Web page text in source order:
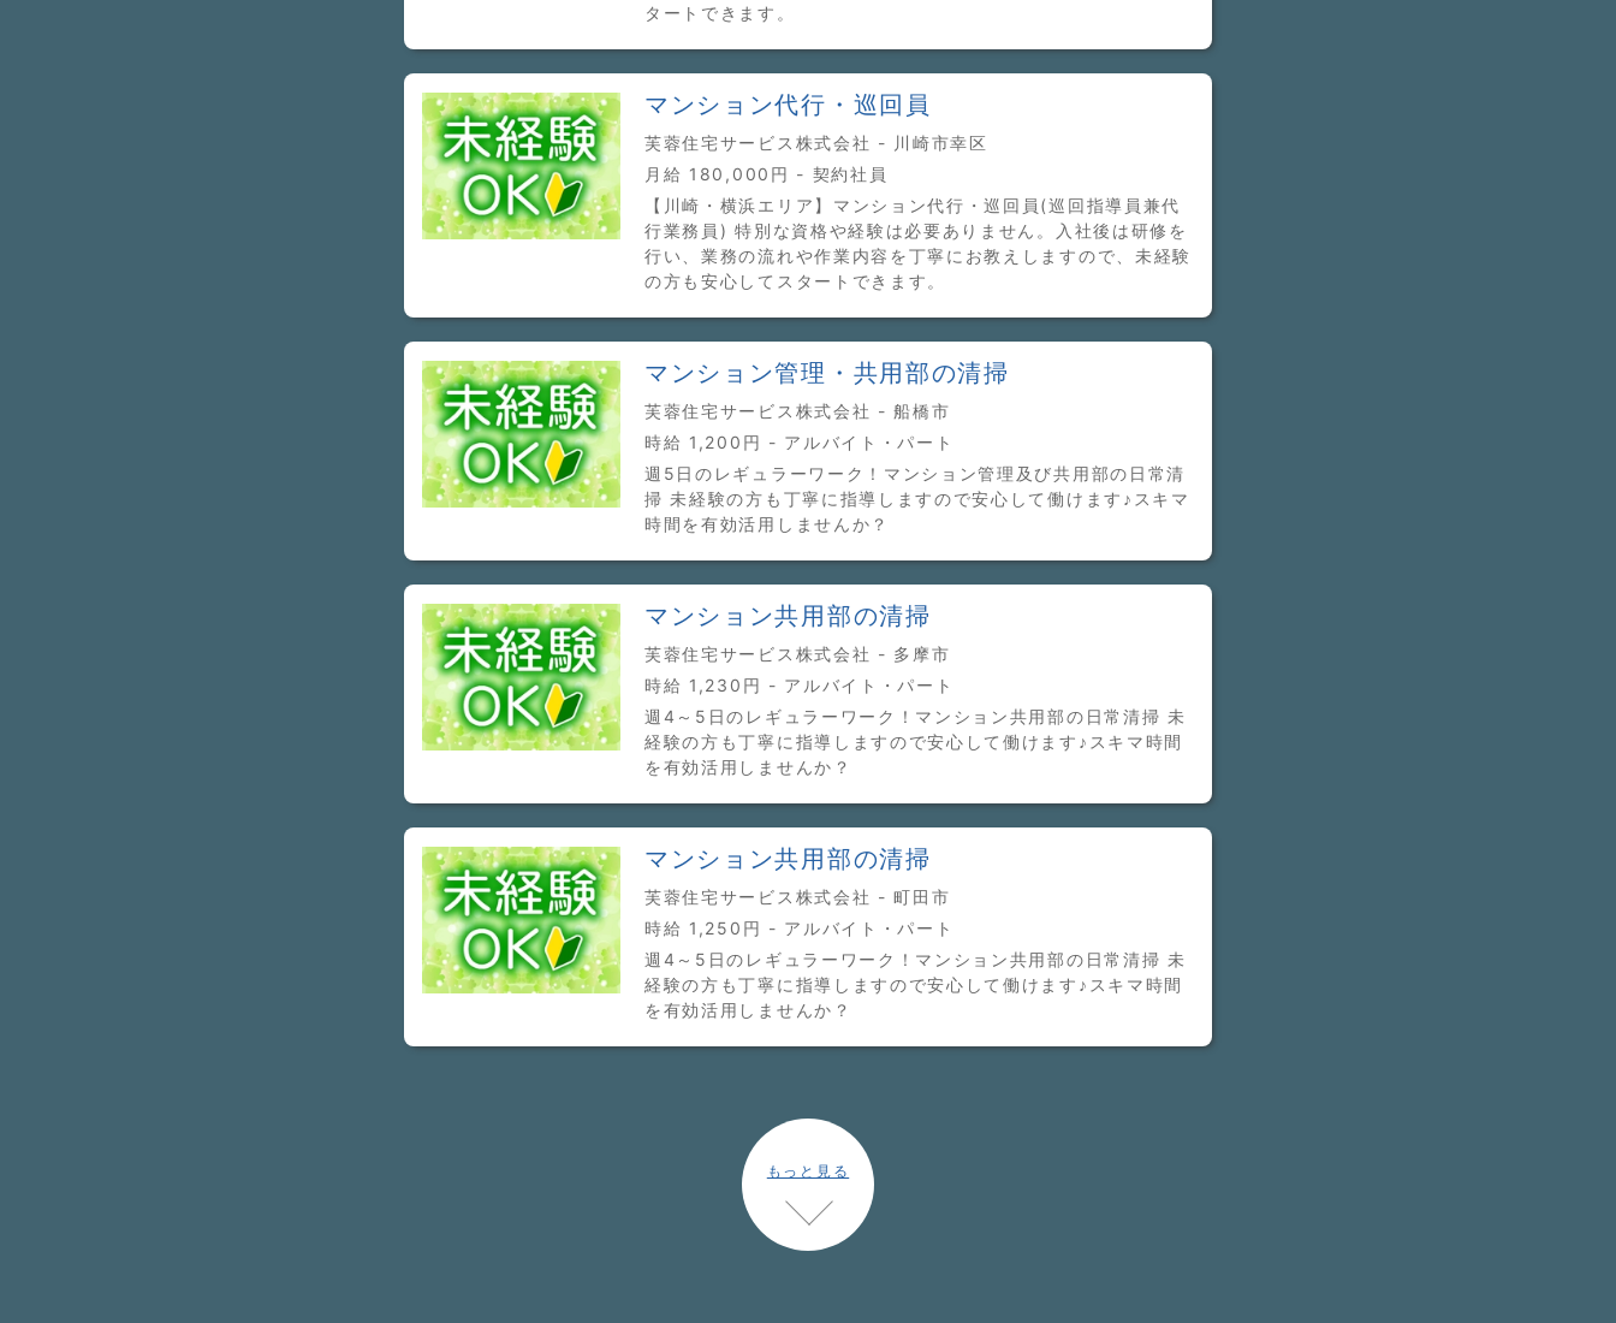
タートできます。
マンション代行・巡回員
芙蓉住宅サービス株式会社 - 川崎市幸区
月給 180,000円 - 契約社員
【川崎・横浜エリア】マンション代行・巡回員(巡回指導員兼代
行業務員) 特別な資格や経験は必要ありません。入社後は研修を
行い、業務の流れや作業内容を丁寧にお教えしますので、未経験
の方も安心してスタートできます。
マンション管理・共用部の清掃
芙蓉住宅サービス株式会社 - 船橋市
時給 1,200円 - アルバイト・パート
週5日のレギュラーワーク！マンション管理及び共用部の日常清
掃 未経験の方も丁寧に指導しますので安心して働けます♪スキマ
時間を有効活用しませんか？
マンション共用部の清掃
芙蓉住宅サービス株式会社 - 多摩市
時給 1,230円 - アルバイト・パート
週4～5日のレギュラーワーク！マンション共用部の日常清掃 未
経験の方も丁寧に指導しますので安心して働けます♪スキマ時間
を有効活用しませんか？
マンション共用部の清掃
芙蓉住宅サービス株式会社 - 町田市
時給 1,250円 - アルバイト・パート
週4～5日のレギュラーワーク！マンション共用部の日常清掃 未
経験の方も丁寧に指導しますので安心して働けます♪スキマ時間
を有効活用しませんか？
もっと見る